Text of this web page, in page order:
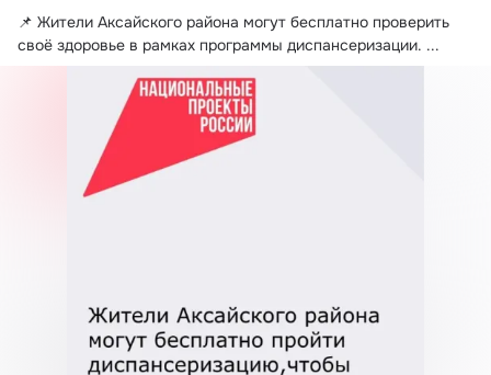
📌 Жители Аксайского района могут бесплатно проверить
своё здоровье в рамках программы диспансеризации. ...